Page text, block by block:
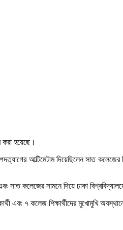
করা হয়েছে।
আল্টিমেটাম দিয়েছিলেন সাত কলেজের
সাত কলেজের সামনে দিয়ে ঢাকা
এবং ৭ কলেজ শিক্ষার্থীদের মুখোমুখি